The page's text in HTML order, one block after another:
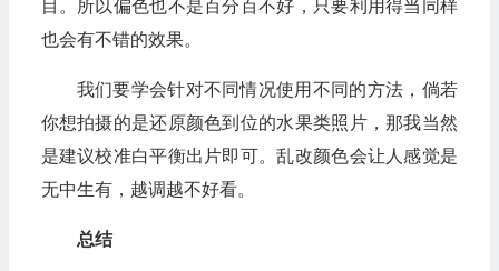
目。所以偏色也不是百分百不好，只要利用得当同样
也会有不错的效果。
我们要学会针对不同情况使用不同的方法，倘若
你想拍摄的是还原颜色到位的水果类照片，那我当然
是建议校准白平衡出片即可。乱改颜色会让人感觉是
无中生有，越调越不好看。
总结